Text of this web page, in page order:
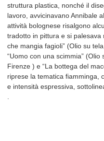
struttura plastica, nonché il
lavoro, avvicinavano Annibale
attività bolognese risalgono
tradotto in pittura e si palesava
che mangia fagioli” (Olio su
“Uomo con una scimmia”
Firenze ) e “La bottega del
riprese la tematica fiamminga,
e intensità espressiva,
.